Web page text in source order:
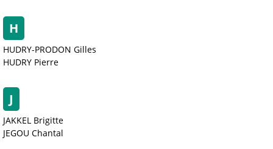
H
HUDRY-PRODON Gilles
HUDRY Pierre
J
JAKKEL Brigitte
JEGOU Chantal